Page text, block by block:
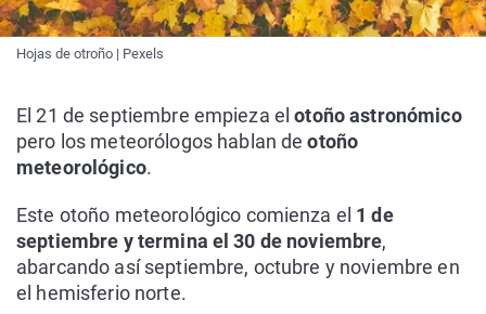
Hojas de otroño | Pexels
El 21 de septiembre empieza elotoño astronómico
pero los meteorólogos hablan deotoño
meteorológico.
Este otoño meteorológico comienza el 1 de
septiembre y termina el 30 de noviembre,
abarcando así septiembre, octubre y noviembre en
el hemisferio norte.